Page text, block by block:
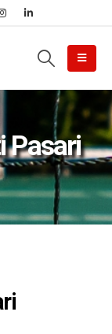
Pasari